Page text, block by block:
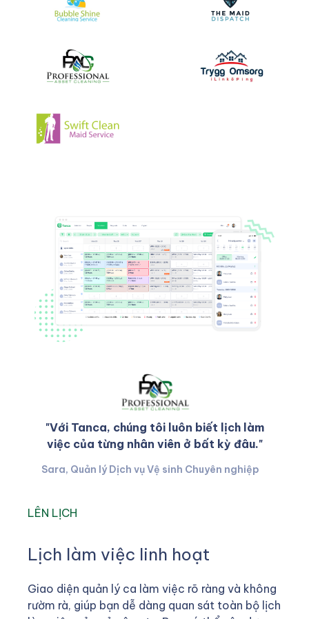
"Với Tanca, chúng tôi luôn biết lịch làm
việc của từng nhân viên ở bất kỳ đâu."
Sara, Quản lý Dịch vụ Vệ sinh Chuyên nghiệp
LÊN LỊCH
Lịch làm việc linh hoạt
Giao diện quản lý ca làm việc rõ ràng và không
rườm rà, giúp bạn dễ dàng quan sát toàn bộ lịch